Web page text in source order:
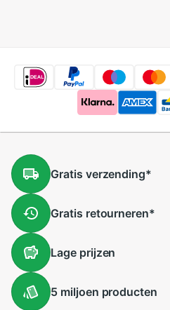
Gratis verzending*
Gratis retourneren*
Lageprijzen
5 miljoen producten